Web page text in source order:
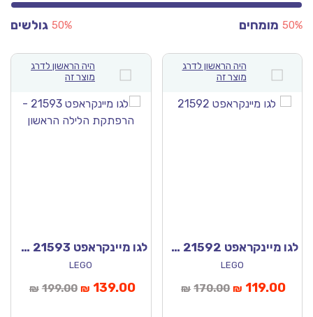
מומחים גולשים 50%
היה הראשון לדרג
מוצר זה
לגו מיינקראפט 21592 – מתקפת צ‘יקן ג‘וקי במדבר
LEGO
₪ 170.00המחיר
₪ 119.00
היה הראשון לדרג
מוצר זה
לגו מיינקראפט 21593 – הרפתקת הלילה הראשון
LEGO
₪ 199.00המחיר
₪ 139.00
המחיר